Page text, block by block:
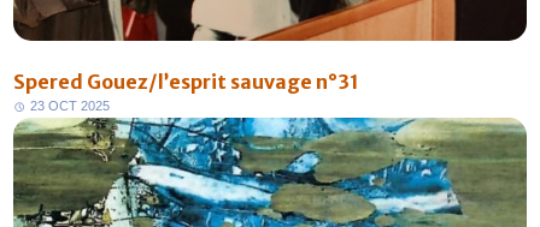
Spered Gouez/l’esprit sauvage n°31
23 OCT 2025